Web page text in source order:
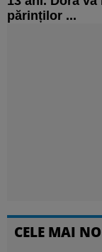
părinților ...
CELE MAI